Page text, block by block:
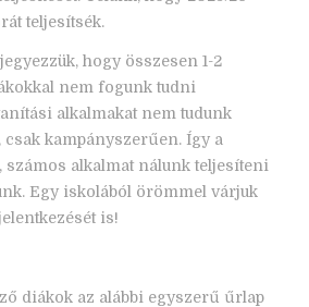
teljesítsék.
hogy összesen 1-2
nem fogunk tudni
alkalmakat nem tudunk
kampányszerűen. Így a
számos alkalmat nálunk teljesíteni
Egy iskolából örömmel várjuk
is!
diákok az alábbi egyszerű űrlap